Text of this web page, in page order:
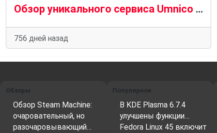
Обзор уникального сервиса Umnico для автоматизации коммуникаций
756 дней назад
Обзоры
Обзор Steam Machine:
очаровательный, но
разочаровывающий…
Популярное
В KDE Plasma 6.7.4
улучшены функции…
Fedora Linux 45 включит